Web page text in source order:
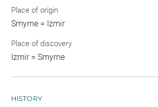
Place of origin
Smyrne = Izmir
Place of discovery
Izmir = Smyrne
HISTORY